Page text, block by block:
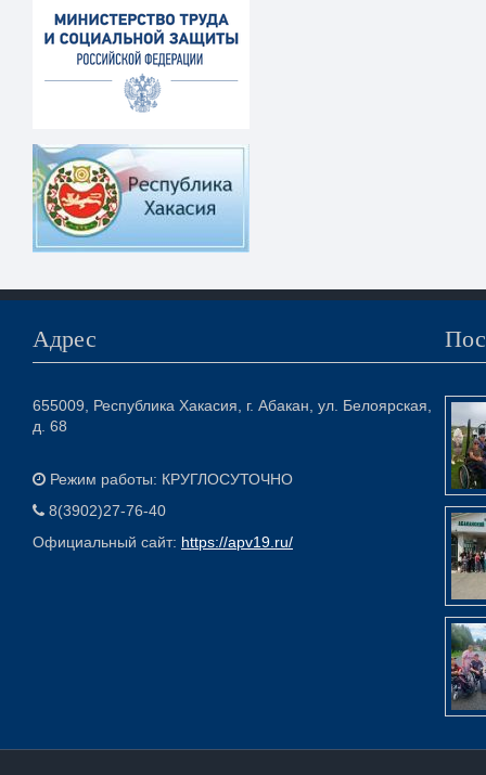
Адрес
655009, Республика Хакасия, г. Абакан, ул. Белоярская,
д. 68
Режим работы: КРУГЛОСУТОЧНО
8(3902)27-76-40
Официальный сайт: https://apv19.ru/